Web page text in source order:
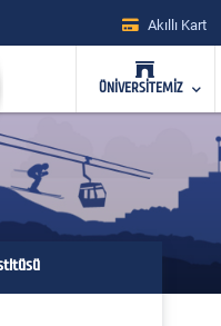
Akıllı Kart
ÜNİVERSİTEMİZ